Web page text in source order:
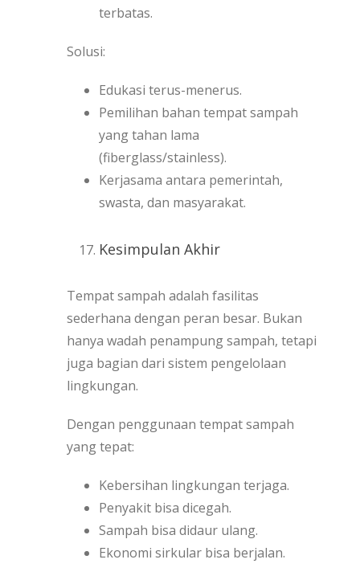
terbatas.
Solusi:
Edukasi terus-menerus.
Pemilihan bahan tempat sampah
yang tahan lama
(fiberglass/stainless).
Kerjasama antara pemerintah,
swasta, dan masyarakat.
Kesimpulan Akhir
Tempat sampah adalah fasilitas
sederhana dengan peran besar. Bukan
hanya wadah penampung sampah, tetapi
juga bagian dari sistem pengelolaan
lingkungan.
Dengan penggunaan tempat sampah
yang tepat:
Kebersihan lingkungan terjaga.
Penyakit bisa dicegah.
Sampah bisa didaur ulang.
Ekonomi sirkular bisa berjalan.